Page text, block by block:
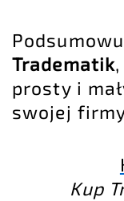
Tradematik
prosty i
swojej
Kup